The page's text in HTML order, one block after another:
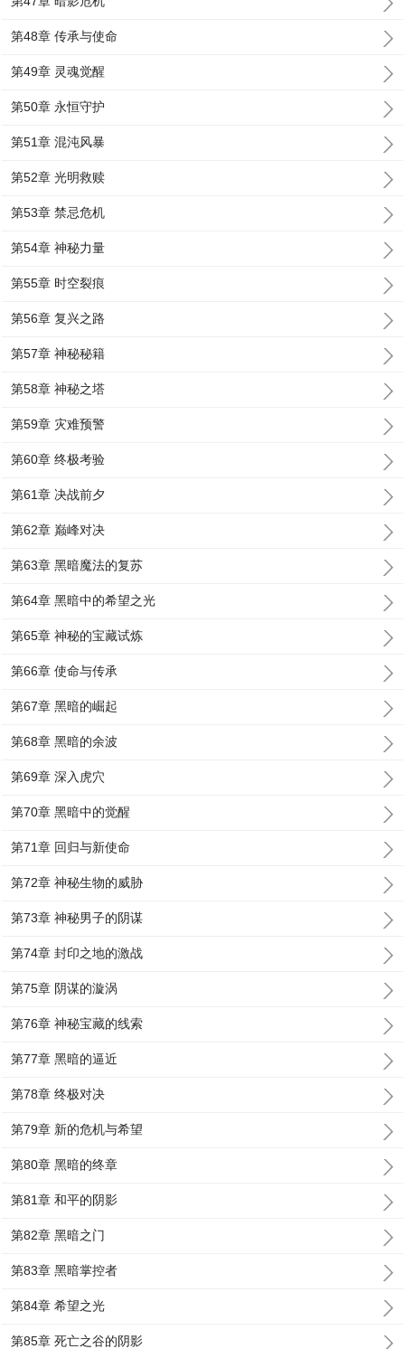
第48章 传承与使命
第49章 灵魂觉醒
第50章 永恒守护
第51章 混沌风暴
第52章 光明救赎
第53章 禁忌危机
第54章 神秘力量
第55章 时空裂痕
第56章 复兴之路
第57章 神秘秘籍
第58章 神秘之塔
第59章 灾难预警
第60章 终极考验
第61章 决战前夕
第62章 巅峰对决
第63章 黑暗魔法的复苏
第64章 黑暗中的希望之光
第65章 神秘的宝藏试炼
第66章 使命与传承
第67章 黑暗的崛起
第68章 黑暗的余波
第69章 深入虎穴
第70章 黑暗中的觉醒
第71章 回归与新使命
第72章 神秘生物的威胁
第73章 神秘男子的阴谋
第74章 封印之地的激战
第75章 阴谋的漩涡
第76章 神秘宝藏的线索
第77章 黑暗的逼近
第78章 终极对决
第79章 新的危机与希望
第80章 黑暗的终章
第81章 和平的阴影
第82章 黑暗之门
第83章 黑暗掌控者
第84章 希望之光
第85章 死亡之谷的阴影